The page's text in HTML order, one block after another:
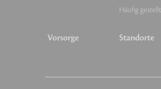
Vorsorge
Häufig
Standorte